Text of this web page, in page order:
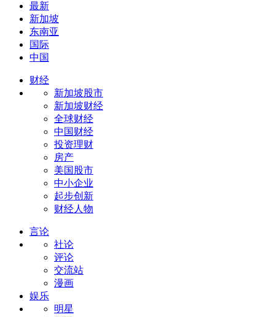
最新
新加坡
东南亚
国际
中国
财经
新加坡股市
新加坡财经
全球财经
中国财经
投资理财
房产
美国股市
中小企业
起步创新
财经人物
言论
社论
评论
交流站
漫画
娱乐
明星